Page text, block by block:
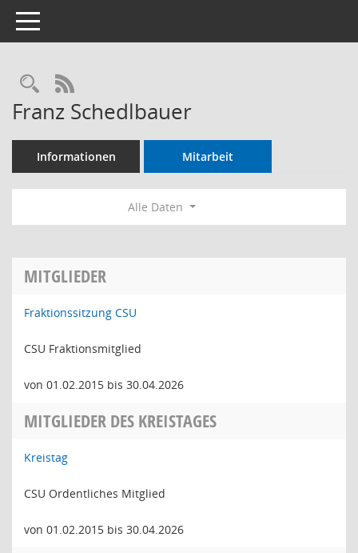
Toggle navigation
Rechercheauswahl
RSS-Feed
Franz Schedlbauer
Informationen Mitarbeit
Alle Daten
MITGLIEDER
Fraktionssitzung CSU
CSU Fraktionsmitglied
von 01.02.2015 bis 30.04.2026
MITGLIEDER DES KREISTAGES
Kreistag
CSU Ordentliches Mitglied
von 01.02.2015 bis 30.04.2026